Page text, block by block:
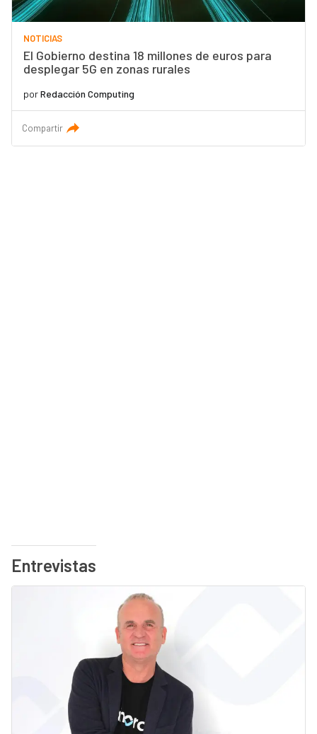
NOTICIAS
El Gobierno destina 18 millones de euros para
desplegar 5G en zonas rurales
porRedacción Computing
Compartir
Entrevistas